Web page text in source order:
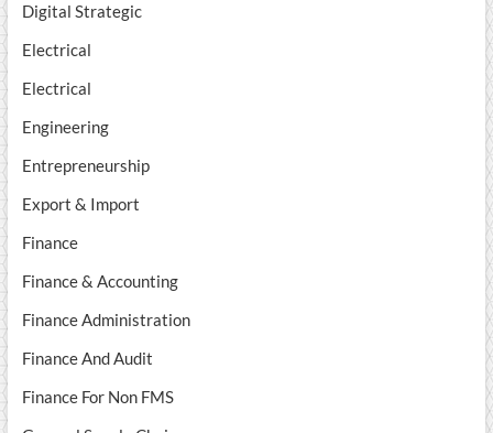
Digital Strategic
Electrical
Electrical
Engineering
Entrepreneurship
Export & Import
Finance
Finance & Accounting
Finance Administration
Finance And Audit
Finance For Non FMS